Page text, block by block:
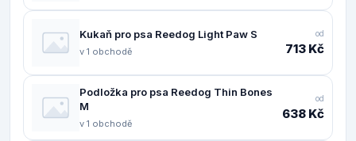
Kukaň pro psa Reedog Light Paw S
v 1 obchodě
od
713 Kč
Podložka pro psa Reedog Thin Bones
M
v 1 obchodě
od
638 Kč